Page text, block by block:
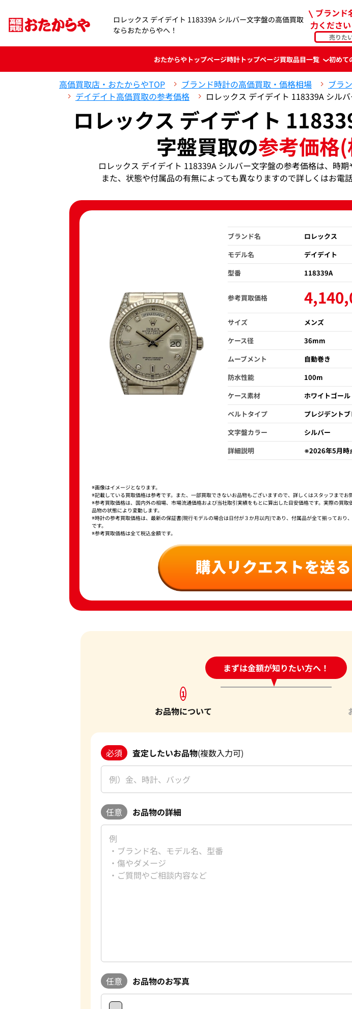
ロレックス デイデイト 118339A シルバー文字盤の高価買取
ならおたからやへ！
ブランド
力ください
おたからやトップページ時計トップページ買取品目一覧 初めて
高価買取店・おたからやTOP ブランド時計の高価買取・価格相場 ブラ
デイデイト高価買取の参考価格
ロレックス デイデイト 118339A シル
ロレックス デイデイト
字盤買取の参考価格
ロレックス デイデイト 118339A シルバー文字盤の参考価格は、時期
また、状態や付属品の有無によっても異なりますので詳しくはお電
ブランド名
ロレックス
モデル名
デイデイト
型番
118339A
参考買取価格
サイズ
メンズ
ケース径
36mm
ムーブメント
自動巻き
防水性能
100m
ケース素材
ホワイトゴール
ベルトタイプ
プレジデントブ
文字盤カラー
シルバー
詳細説明
※2026年5月時
※画像はイメージとなります。
※記載している買取価格は参考です。また、一部買取できないお品物もございますので、詳しくはスタッフまでお
※参考買取価格は、国内外の相場、市場流通価格および当社取引実績をもとに算出した目安価格です。実際の買
品物の状態により変動します。
※時計の参考買取価格は、最新の保証書(現行モデルの場合は日付が３か月以内)であり、付属品が全て揃っており
です。
※参考買取価格は全て税込金額です。
まずは金額が知りたい方へ！
24時間受付中!問い合わせフォーム
1
お品物について
必須 査定したいお品物(複数入力可)
任意 お品物の詳細
任意 お品物のお写真